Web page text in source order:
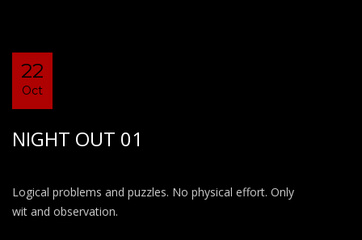
22
Oct
NIGHT OUT 01
Logical problems and puzzles. No physical effort. Only
wit and observation.